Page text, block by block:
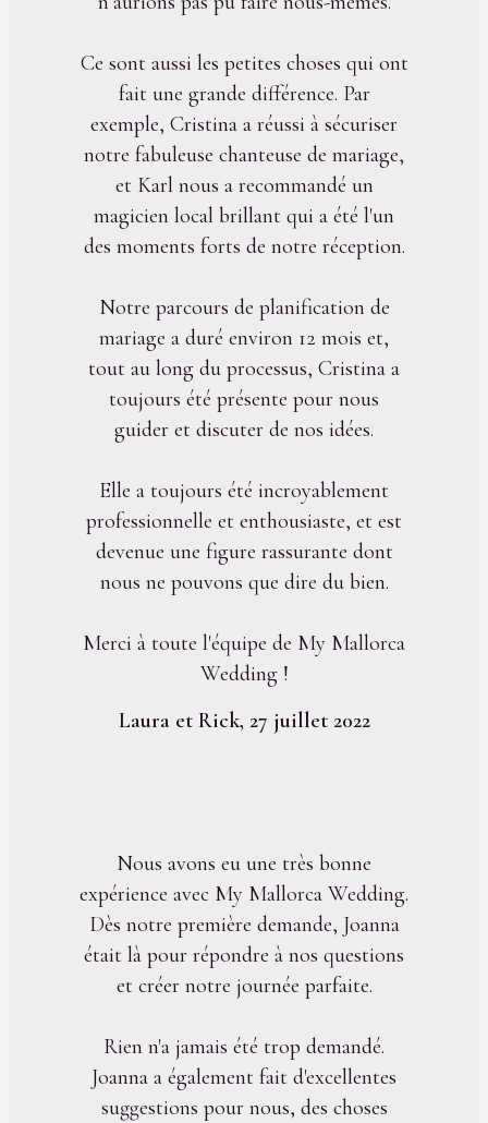
Ce sont aussi les petites choses qui ont
fait une grande différence. Par
exemple, Cristina a réussi à sécuriser
notre fabuleuse chanteuse de mariage,
et Karl nous a recommandé un
magicien local brillant qui a été l'un
des moments forts de notre réception.
Notre parcours de planification de
mariage a duré environ 12 mois et,
tout au long du processus, Cristina a
toujours été présente pour nous
guider et discuter de nos idées.
Elle a toujours été incroyablement
professionnelle et enthousiaste, et est
devenue une figure rassurante dont
nous ne pouvons que dire du bien.
Merci à toute l'équipe de My Mallorca
Wedding !
Laura et Rick, 27 juillet 2022
Nous avons eu une très bonne
expérience avec My Mallorca Wedding.
Dès notre première demande, Joanna
était là pour répondre à nos questions
et créer notre journée parfaite.
Rien n'a jamais été trop demandé.
Joanna a également fait d'excellentes
suggestions pour nous, des choses